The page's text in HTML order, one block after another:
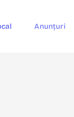
Anunțuri